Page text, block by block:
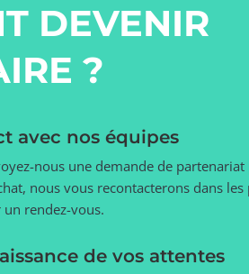
DEVENIR
?
avec nos équipes
nous une demande de partenariat
nous vous recontacterons dans les
rendez-vous.
de vos attentes